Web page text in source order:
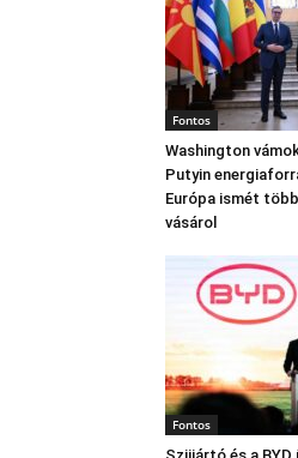
Fontos
Washington
Putyin
Európa ismét
vásárol
Fontos